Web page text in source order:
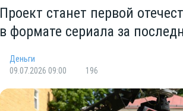
Проект станет первой
в формате сериала за
Деньги
09.07.2026 09:00
196